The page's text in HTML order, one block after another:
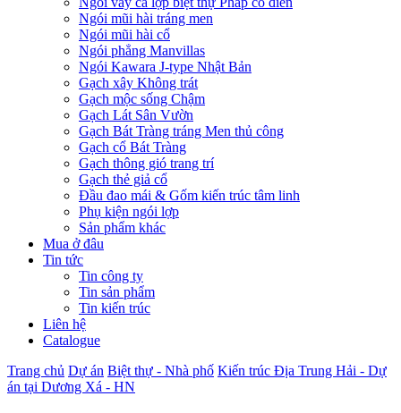
Ngói mũi hài tráng men
Ngói mũi hài cổ
Ngói phẳng Manvillas
Ngói Kawara J-type Nhật Bản
Gạch xây Không trát
Gạch mộc sống Chậm
Gạch Lát Sân Vườn
Gạch Bát Tràng tráng Men thủ công
Gạch cổ Bát Tràng
Gạch thông gió trang trí
Gạch thẻ giả cổ
Đầu đao mái & Gốm kiến trúc tâm linh
Phụ kiện ngói lợp
Sản phẩm khác
Mua ở đâu
Tin tức
Tin công ty
Tin sản phẩm
Tin kiến trúc
Liên hệ
Catalogue
Trang chủ Dự án Biệt thự - Nhà phố Kiến trúc Địa Trung Hải - Dự
án tại Dương Xá - HN